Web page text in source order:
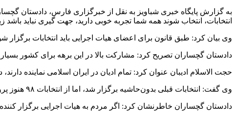
به گزارش پایگاه خبری شباویز به نقل از خبرگزاری فارس، دادستان
انتخابات، انتخاب شوند همه شما تجربه خوبی دارید، جهت گیری نباید
وی بیان کرد: طبق قانون برای اعضای هیات اجرایی باید انتخابات
دادستان گچساران تصریح کرد: مشارکت بالا در این برهه برای کشور
حجت الاسلام ادیبان عنوان کرد: تمام ادیان در ایران اسلامی نماینده
وی گفت: انتخابات قبلی بدون‌حاشیه برگزار شد، اما از انتخابات ۹۸ هنوز پرونده داریم و تعدادی گرفتار شدند.
دادستان گچساران خاطرنشان کرد: اگر مردم به هیات اجرایی برگزار